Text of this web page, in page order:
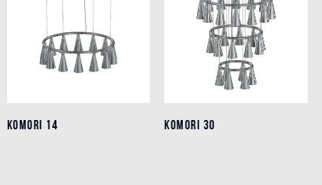
KOMORI 14
KOMORI 14 KOMORI 30
KOMORI 30